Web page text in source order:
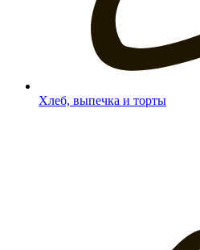
Хлеб, выпечка и торты